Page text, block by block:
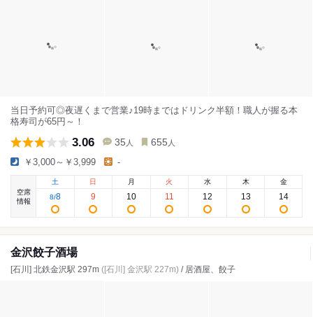
当日予約可◎夜遅くまで営業♪19時まではドリンク半額！職人が握る本
格寿司が65円～！
3.06 35 人 655 人
￥3,000～￥3,999 -
空席
情報
土
8/8
日
9
月
10
火
11
水
12
木
13
金
14
金沢餃子酒場
[石川] 北鉄金沢駅 297m ([石川] 金沢駅 227m) / 居酒屋、餃子